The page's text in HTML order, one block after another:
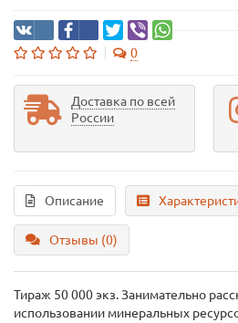
0
Доставка по всей
России
Описание
Отзывы (0)
Тираж 50 000 экз. Занимательно
использовании минеральных